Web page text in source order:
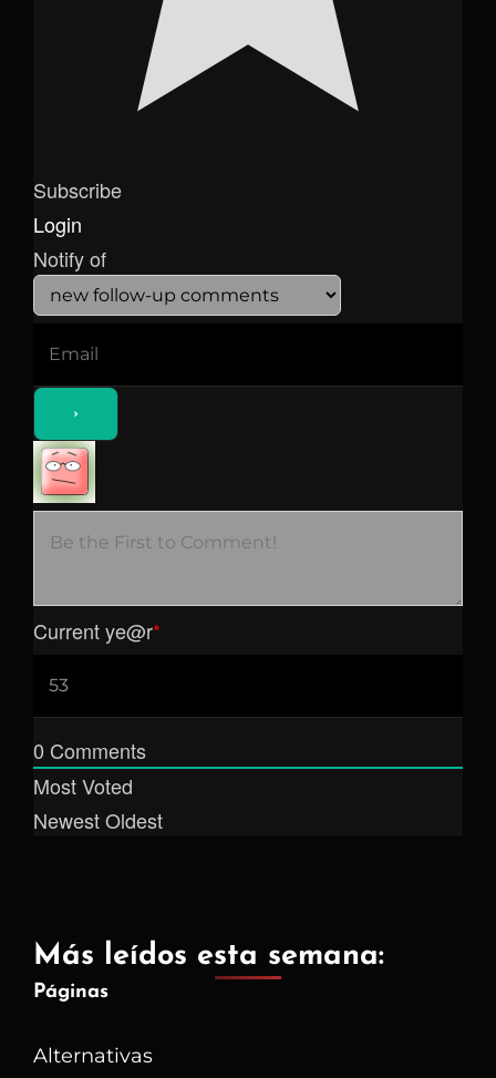
Subscribe
Login
Notify of
Current ye@r*
0 Comments
Most Voted
NewestOldest
Más leídos esta semana:
Páginas
Alternativas